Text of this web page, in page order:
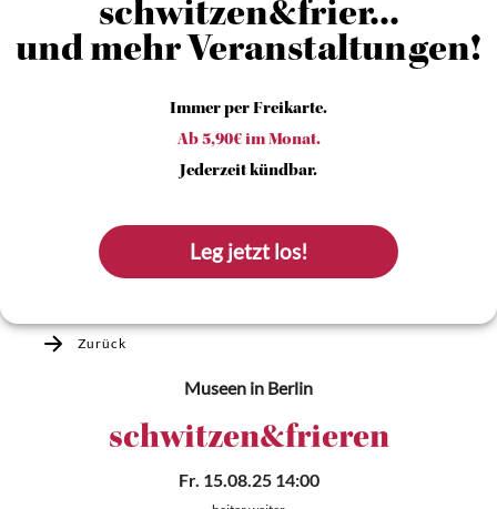
schwitzen&frier...
und mehr Veranstaltungen!
Immer per Freikarte.
Ab 5,90€ im Monat.
Jederzeit kündbar.
Leg jetzt los!
Zurück
Museen in Berlin
schwitzen&frieren
Fr. 15.08.25 14:00